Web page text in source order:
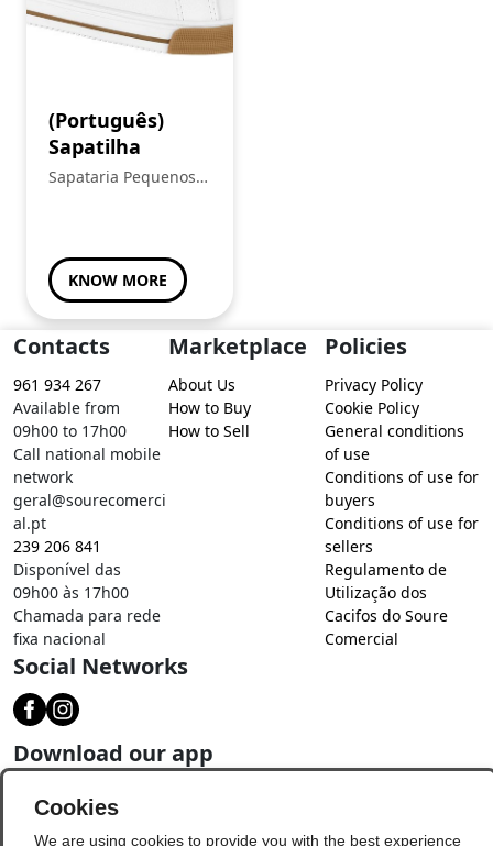
(Português)
Sapatilha
Sapataria Pequenos
KNOW MORE
Contacts
961 934 267
Available from
09h00 to 17h00
Call national mobile
network
geral@sourecomerci
al.pt
239 206 841
Disponível das
09h00 às 17h00
Chamada para rede
fixa nacional
Marketplace
About Us
How to Buy
How to Sell
Policies
Privacy Policy
Cookie Policy
General conditions
of use
Conditions of use for
buyers
Conditions of use for
sellers
Regulamento de
Utilização dos
Cacifos do Soure
Comercial
Social Networks
Download our app
Cookies
We are using cookies to provide you with the best experience